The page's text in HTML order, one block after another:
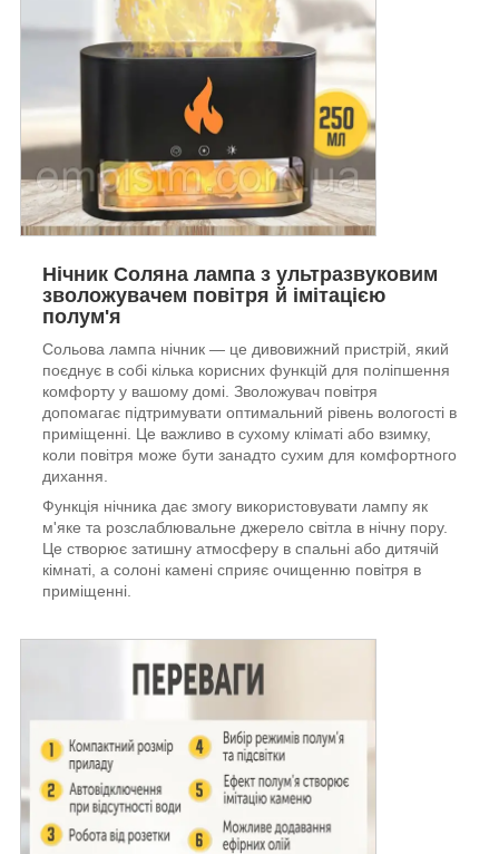
Нічник Соляна лампа з ультразвуковим
зволожувачем повітря й імітацією
полум'я
Сольова лампа нічник — це дивовижний пристрій, який
поєднує в собі кілька корисних функцій для поліпшення
комфорту у вашому домі. Зволожувач повітря
допомагає підтримувати оптимальний рівень вологості в
приміщенні. Це важливо в сухому кліматі або взимку,
коли повітря може бути занадто сухим для комфортного
дихання.
Функція нічника дає змогу використовувати лампу як
м'яке та розслаблювальне джерело світла в нічну пору.
Це створює затишну атмосферу в спальні або дитячій
кімнаті, а солоні камені сприяє очищенню повітря в
приміщенні.